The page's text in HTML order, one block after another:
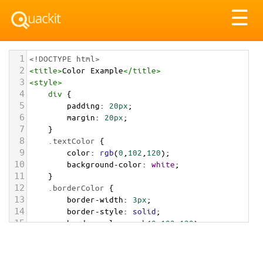
☰
1 <!DOCTYPE html>
2 <title>Color Example</title>
3 <style>
4 div {
5 padding: 20px;
6 margin: 20px;
7 }
8 .textColor {
9 color: rgb(0 102 120);
10 background-color: white;
11 }
12 .borderColor {
13 border-width: 3px;
14 border-style: solid;
15 border-color: rgb(0,102,120);